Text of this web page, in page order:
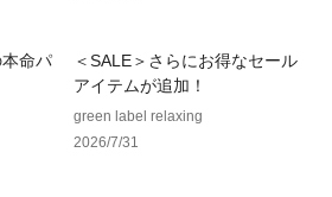
命パ
＜SALE＞さらにお得なセール
アイテムが追加！
green label relaxing
2026/7/31